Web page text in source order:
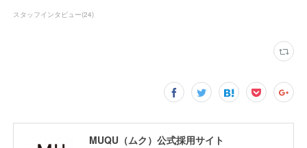
スタッフインタビュー(24)
MUQU（ムク）公式採用サイト